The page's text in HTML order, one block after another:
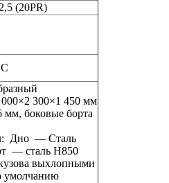
(20PR)
000×2 300×1 450 мм
боковые борта
Дно — Сталь
— сталь H850
выхлопными
умолчанию